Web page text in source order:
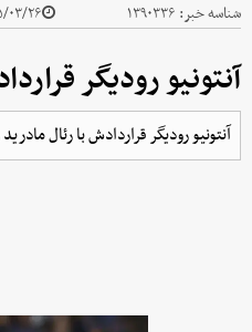
شناسه خبر: ۱۳۹۰۳۳۶ ۱۴۰۵/۰۳/
آنتونیو رودیگر
آنتونیو رودیگر قراردادش با رئال